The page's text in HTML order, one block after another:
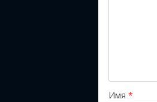
Имя *